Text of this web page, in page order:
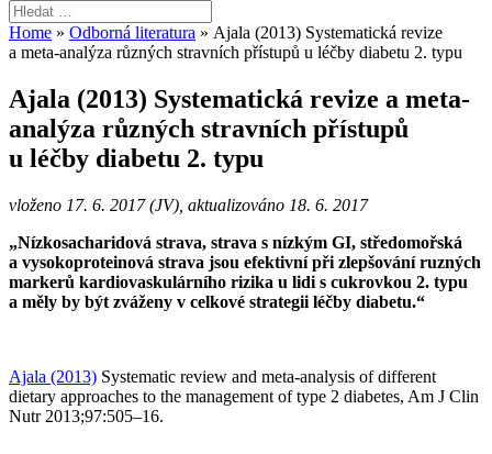
Home » Odborná literatura » Ajala (2013) Systematická revize
a meta-analýza různých stravních přístupů u léčby diabetu 2. typu
Ajala (2013) Systematická revize a meta-
analýza různých stravních přístupů
u léčby diabetu 2. typu
vloženo 17. 6. 2017 (JV), aktualizováno 18. 6. 2017
„Nízkosacharidová strava, strava s nízkým GI, středomořská
a vysokoproteinová strava jsou efektivní při zlepšování ruzných
markerů kardiovaskulárního rizika u lidi s cukrovkou 2. typu
a měly by být zváženy v celkové strategii léčby diabetu.“
Ajala (2013) Systematic review and meta-analysis of different
dietary approaches to the management of type 2 diabetes, Am J Clin
Nutr 2013;97:505–16.